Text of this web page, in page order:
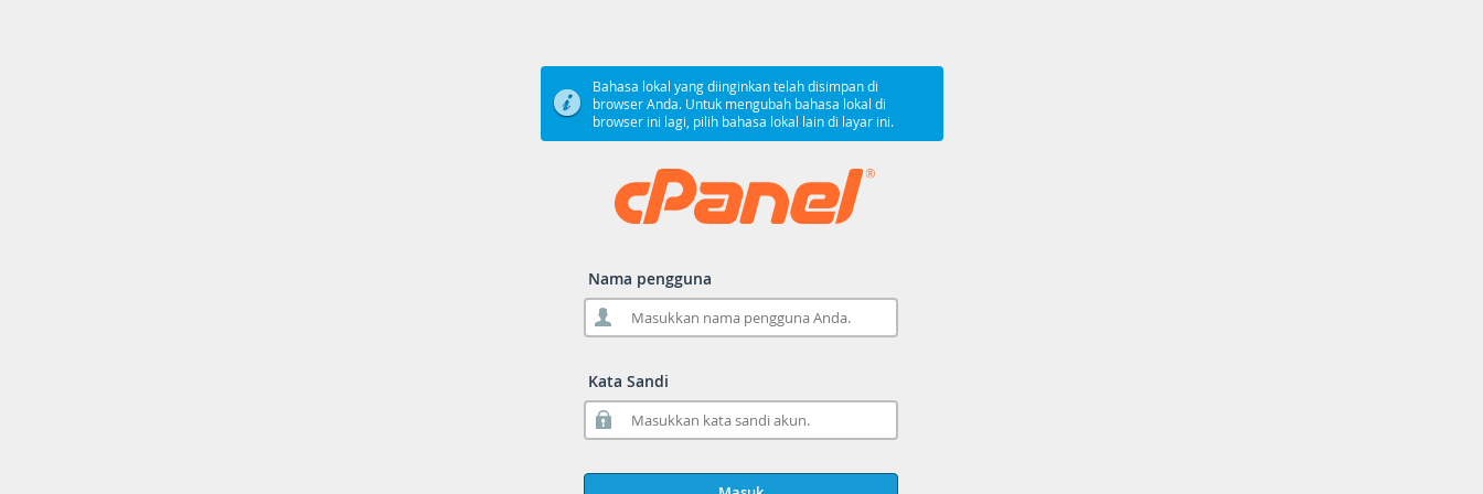
Bahasa lokal yang diinginkan telah disimpan di
browser Anda. Untuk mengubah bahasa lokal di
browser ini lagi, pilih bahasa lokal lain di layar ini.
Nama pengguna
Kata Sandi